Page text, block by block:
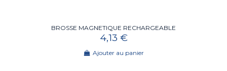
BROSSE MAGNETIQUE RECHARGEABLE
4,13 €
Ajouter au panier